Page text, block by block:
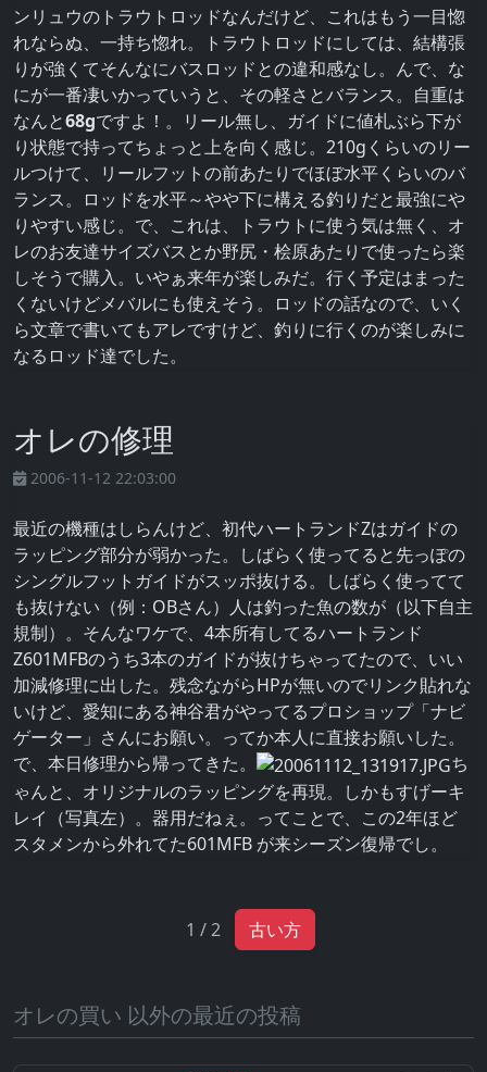
ンリュウのトラウトロッドなんだけど、これはもう一目惚
れならぬ、一持ち惚れ。トラウトロッドにしては、結構張
りが強くてそんなにバスロッドとの違和感なし。んで、な
にが一番凄いかっていうと、その軽さとバランス。自重は
なんと68gですよ！。リール無し、ガイドに値札ぶら下が
り状態で持ってちょっと上を向く感じ。210gくらいのリー
ルつけて、リールフットの前あたりでほぼ水平くらいのバ
ランス。ロッドを水平～やや下に構える釣りだと最強にや
りやすい感じ。で、これは、トラウトに使う気は無く、オ
レのお友達サイズバスとか野尻・桧原あたりで使ったら楽
しそうで購入。いやぁ来年が楽しみだ。行く予定はまった
くないけどメバルにも使えそう。ロッドの話なので、いく
ら文章で書いてもアレですけど、釣りに行くのが楽しみに
なるロッド達でした。
オレの修理
2006-11-12 22:03:00
最近の機種はしらんけど、初代ハートランドZはガイドの
ラッピング部分が弱かった。しばらく使ってると先っぽの
シングルフットガイドがスッポ抜ける。しばらく使ってて
も抜けない（例：OBさん）人は釣った魚の数が（以下自主
規制）。そんなワケで、4本所有してるハートランド
Z601MFBのうち3本のガイドが抜けちゃってたので、いい
加減修理に出した。残念ながらHPが無いのでリンク貼れな
いけど、愛知にある神谷君がやってるプロショップ「ナビ
ゲーター」さんにお願い。ってか本人に直接お願いした。
で、本日修理から帰ってきた。
ち
ゃんと、オリジナルのラッピングを再現。しかもすげーキ
レイ（写真左）。器用だねぇ。ってことで、この2年ほど
スタメンから外れてた601MFB が来シーズン復帰でし。
1 / 2 古い方
オレの買い 以外の最近の投稿